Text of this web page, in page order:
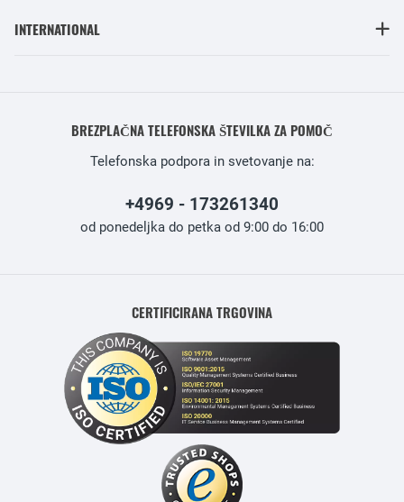
INTERNATIONAL
BREZPLAČNA TELEFONSKA ŠTEVILKA ZA POMOČ
Telefonska podpora in svetovanje na:
+4969 - 173261340
od ponedeljka do petka od 9:00 do 16:00
CERTIFICIRANA TRGOVINA